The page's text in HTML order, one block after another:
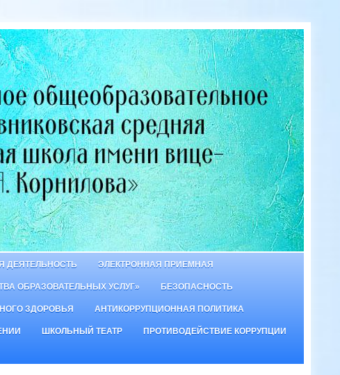
ДЕЯТЕЛЬНОСТЬ ЭЛЕКТРОННАЯ ПРИЕМНАЯ
ОБРАЗОВАТЕЛЬНЫХ УСЛУГ» БЕЗОПАСНОСТЬ
ЗДОРОВЬЯ АНТИКОРРУПЦИОННАЯ ПОЛИТИКА
ШКОЛЬНЫЙ ТЕАТР ПРОТИВОДЕЙСТВИЕ КОРРУПЦИИ